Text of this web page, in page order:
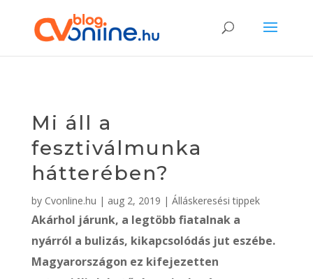
Mi áll a
fesztiválmunka
hátterében?
by Cvonline.hu | aug 2, 2019 | Álláskeresési tippek
Akárhol járunk, a legtöbb fiatalnak a
nyárról a bulizás, kikapcsolódás jut eszébe.
Magyarországon ez kifejezetten